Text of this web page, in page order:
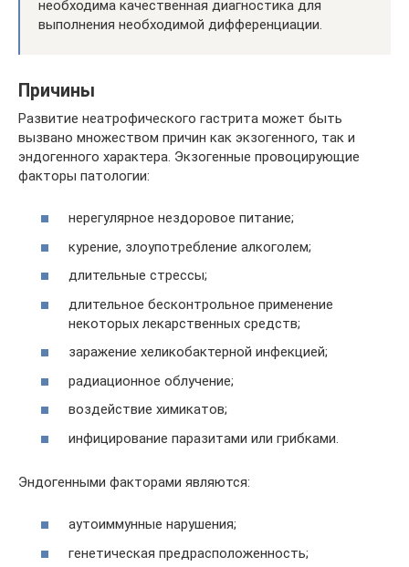
необходима качественная диагностика для
выполнения необходимой дифференциации.
Причины
Развитие неатрофического гастрита может быть
вызвано множеством причин как экзогенного, так и
эндогенного характера. Экзогенные провоцирующие
факторы патологии:
нерегулярное нездоровое питание;
курение, злоупотребление алкоголем;
длительные стрессы;
длительное бесконтрольное применение
некоторых лекарственных средств;
заражение хеликобактерной инфекцией;
радиационное облучение;
воздействие химикатов;
инфицирование паразитами или грибками.
Эндогенными факторами являются:
аутоиммунные нарушения;
генетическая предрасположенность;